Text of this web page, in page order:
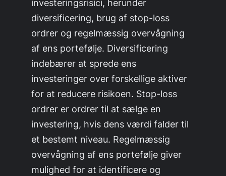
investeringsrisici, herunder
diversificering, brug af stop-loss
ordrer og regelmæssig overvågning
af ens portefølje. Diversificering
indebærer at sprede ens
investeringer over forskellige aktiver
for at reducere risikoen. Stop-loss
ordrer er ordrer til at sælge en
investering, hvis dens værdi falder til
et bestemt niveau. Regelmæssig
overvågning af ens portefølje giver
mulighed for at identificere og